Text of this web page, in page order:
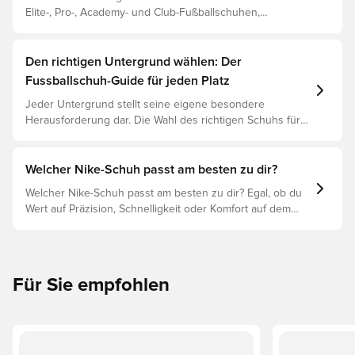
Elite-, Pro-, Academy- und Club-Fußballschuhen,
Den richtigen Untergrund wählen: Der
Fussballschuh-Guide für jeden Platz
Jeder Untergrund stellt seine eigene besondere
Herausforderung dar. Die Wahl des richtigen Schuhs für
Langlebigkeit des Schuhs. Lies weiter, um
verschiedenen Untergründe sind.
Welcher Nike-Schuh passt am besten zu dir?
Welcher Nike-Schuh passt am besten zu dir? Egal, ob du
Wert auf Präzision, Schnelligkeit oder Komfort auf dem
Für Sie empfohlen